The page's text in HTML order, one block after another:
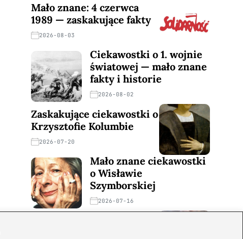
Mało znane: 4 czerwca
1989 — zaskakujące fakty
2026-08-03
Ciekawostki o 1. wojnie
światowej — mało znane
fakty i historie
2026-08-02
Zaskakujące ciekawostki o
Krzysztofie Kolumbie
2026-07-20
Mało znane ciekawostki
o Wisławie
Szymborskiej
2026-07-16